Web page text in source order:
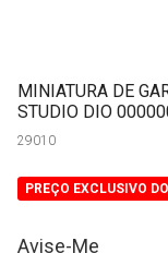
MINIATURA DE
STUDIO DIO
29010
PREÇO EXCLUSIVO
Avise-Me